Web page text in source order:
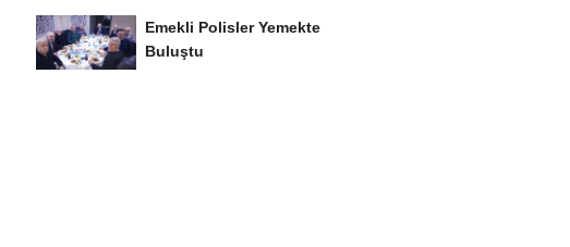
Emekli Polisler Yemekte
Buluştu